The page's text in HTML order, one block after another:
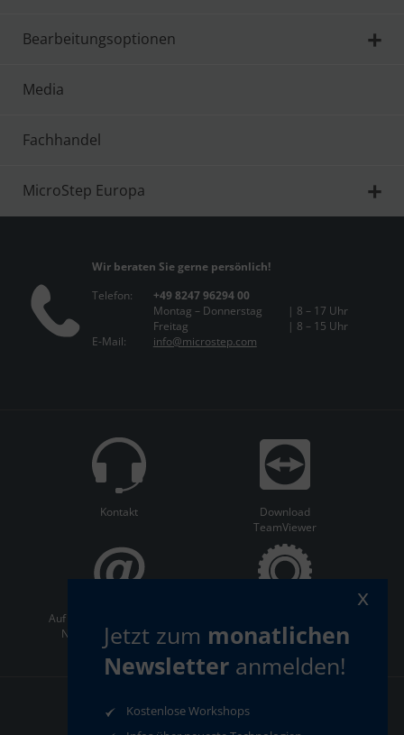
Bearbeitungsoptionen
Media
Fachhandel
MicroStep Europa
Wir beraten Sie gerne persönlich!
Telefon:
+49 8247 96294 00
Montag – Donnerstag
| 8 – 17 Uhr
Freitag
| 8 – 15 Uhr
E-Mail:
info@microstep.com
Kontakt
Download
TeamViewer
Auf dem Laufenden bleiben:
Newsletter abonnieren
AGB
Datenschutz
Jetzt zum monatlichen
Newsletter anmelden!
Kostenlose Workshops
x